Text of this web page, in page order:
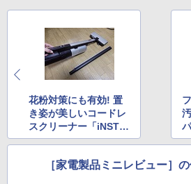
花粉対策にも有効! 置
き姿が美しいコードレ
スクリーナー「iNSTIC
K」
［家電製品ミニレビュー］